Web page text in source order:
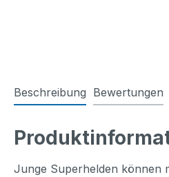
Beschreibung Bewertungen
Junge Superhelden können